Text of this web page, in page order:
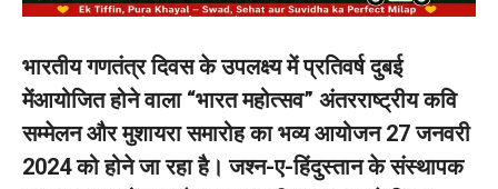
भारतीय गणतंत्र दिवस के उपलक्ष्य में प्रतिवर्ष दुबई
मेंआयोजित होने वाला “भारत महोत्सव” अंतरराष्ट्रीय कवि
सम्मेलन और मुशायरा समारोह का भव्य आयोजन 27 जनवरी
2024 को होने जा रहा है। जश्न-ए-हिंदुस्तान के संस्थापक